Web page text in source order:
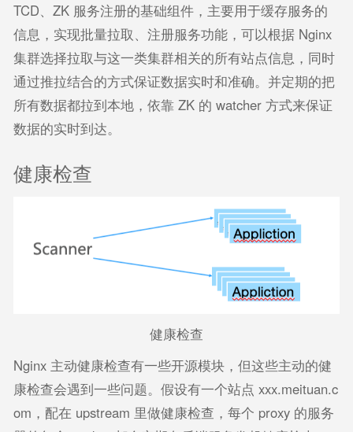
TCD、ZK 服务注册的基础组件，主要用于缓存服务的
信息，实现批量拉取、注册服务功能，可以根据 Nginx
集群选择拉取与这一类集群相关的所有站点信息，同时
通过推拉结合的方式保证数据实时和准确。并定期的把
所有数据都拉到本地，依靠 ZK 的 watcher 方式来保证
数据的实时到达。
健康检查
健康检查
Nginx 主动健康检查有一些开源模块，但这些主动的健
康检查会遇到一些问题。假设有一个站点 xxx.meituan.c
om，配在 upstream 里做健康检查，每个 proxy 的服务